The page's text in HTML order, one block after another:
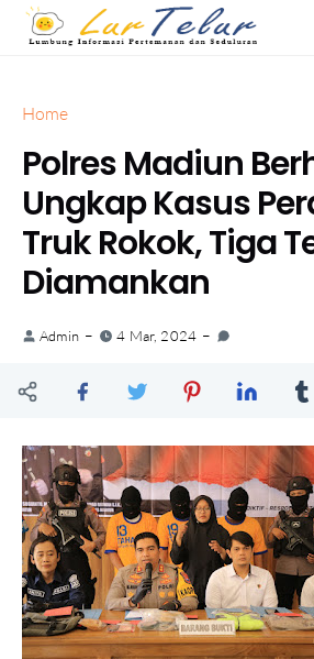
Home
Polres Madiun
Ungkap Kasus
Truk Rokok, Tiga
Diamankan
Admin 4 Mar, 2024